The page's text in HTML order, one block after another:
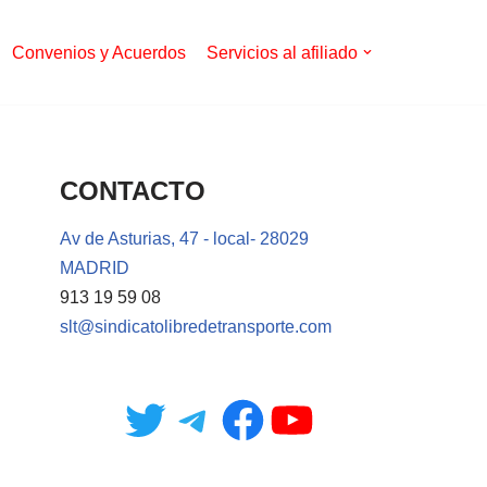
Convenios y Acuerdos Servicios al afiliado
CONTACTO
Av de Asturias, 47 - local- 28029
MADRID
913 19 59 08
slt@sindicatolibredetransporte.com